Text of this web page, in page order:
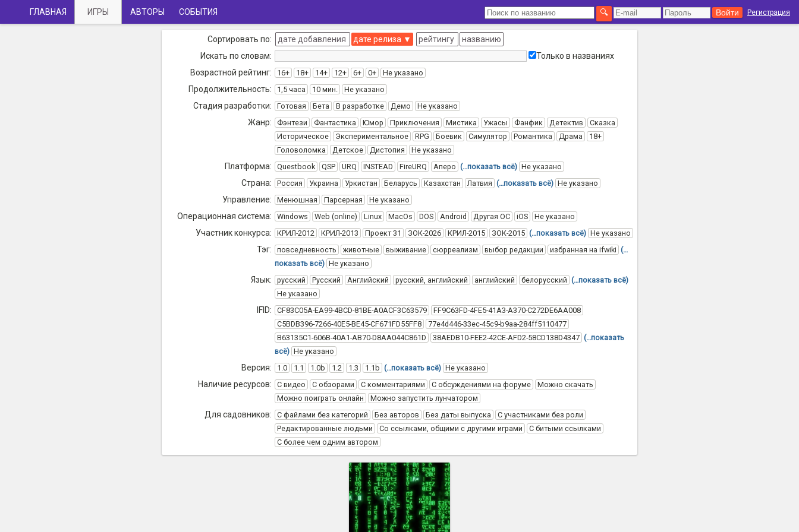
Регистрация
ГЛАВНАЯ ИГРЫ АВТОРЫ СОБЫТИЯ
Сортировать по: дате добавления дате релиза ▼ рейтингу
названию
Искать по словам:
Только в названиях
Возрастной рейтинг:
16+ 18+ 14+ 12+ 6+ 0+ Не указано
Продолжительность: 1,5 часа 10 мин. Не указано
Стадия разработки: Готовая Бета В разработке Демо Не указано
Жанр: Фэнтези Фантастика Юмор Приключения Мистика Ужасы Фанфик Детектив
Сказка
Историческое
Экспериментальное RPG Боевик Симулятор Романтика Драма
18+
Головоломка
Детское Дистопия Не указано
Платформа: Questbook QSP URQ INSTEAD FireURQ Аперо (…показать всё) Не указано
Страна: Россия Украина Уркистан Беларусь Казахстан Латвия (…показать всё) Не указано
Управление: Менюшная Парсерная Не указано
Операционная система: Windows Web (online) Linux MacOs DOS Android Другая ОС iOS Не указано
Участник конкурса: КРИЛ-2012 КРИЛ-2013 Проект 31 ЗОК-2026 КРИЛ-2015 ЗОК-2015 (…показать всё) Не указано
Тэг: повседневность животные выживание сюрреализм выбор редакции избранная на ifwiki (…
показать всё) Не указано
Язык: русский Русский Английский русский, английский английский белорусский (…показать всё)
Не указано
IFID: CF83C05A-EA99-4BCD-81BE-A0ACF3C63579
FF9C63FD-4FE5-41A3-A370-C272DE6AA008
C5BDB396-7266-40E5-BE45-CF671FD55FF8
77e4d446-33ec-45c9-b9aa-284ff5110477
B63135C1-606B-40A1-AB70-D8AA044C861D
38AEDB10-FEE2-42CE-AFD2-58CD138D4347 (…показать
всё) Не указано
Версия: 1.0 1.1 1.0b 1.2 1.3 1.1b (…показать всё) Не указано
Наличие ресурсов: С видео С обзорами С комментариями С обсуждениями на форуме
Можно скачать
Можно поиграть онлайн
Можно запустить лунчатором
Для садовников: С файлами без категорий Без авторов Без даты выпуска
С участниками без роли
Редактированные людьми
Со ссылками, общими с другими играми
С битыми ссылками
С более чем одним автором